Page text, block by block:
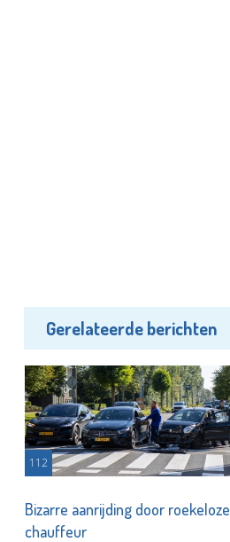
Gerelateerde berichten
112
Bizarre aanrijding door roekeloze
chauffeur